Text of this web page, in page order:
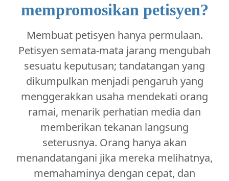
mempromosikan petisyen?
Membuat petisyen hanya permulaan.
Petisyen semata-mata jarang mengubah
sesuatu keputusan; tandatangan yang
dikumpulkan menjadi pengaruh yang
menggerakkan usaha mendekati orang
ramai, menarik perhatian media dan
memberikan tekanan langsung
seterusnya. Orang hanya akan
menandatangani jika mereka melihatnya,
memahaminya dengan cepat, dan